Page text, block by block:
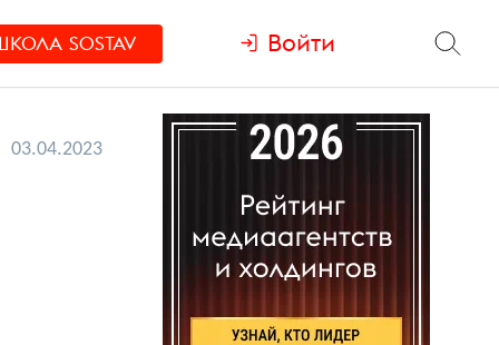
SOSTAV Войти
03.04.2023